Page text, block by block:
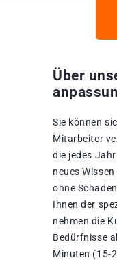
Über
Sie können
Mitarbeiter
die jedes
neues
ohne
Ihnen der
nehmen die
Bedürfnisse
Minuten (15-